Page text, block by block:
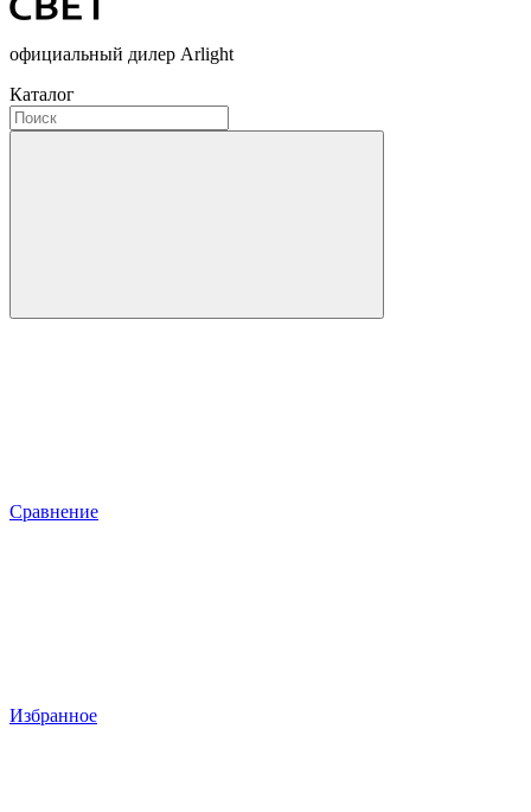
официальный дилер Arlight
Каталог
Сравнение
Избранное